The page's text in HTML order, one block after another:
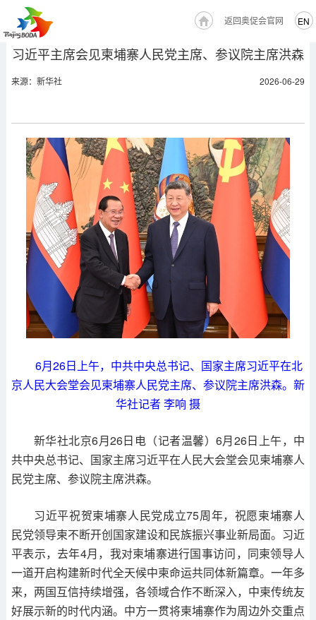
EN
返回奥促会官网
习近平主席会见柬埔寨人民党主席、参议院主席洪森
来源：新华社 2026-06-29
6月26日上午，中共中央总书记、国家主席习近平在北
京人民大会堂会见柬埔寨人民党主席、参议院主席洪森。新
华社记者 李响 摄
新华社北京6月26日电（记者温馨）6月26日上午，中
共中央总书记、国家主席习近平在人民大会堂会见柬埔寨人
民党主席、参议院主席洪森。
习近平祝贺柬埔寨人民党成立75周年，祝愿柬埔寨人
民党领导柬不断开创国家建设和民族振兴事业新局面。习近
平表示，去年4月，我对柬埔寨进行国事访问，同柬领导人
一道开启构建新时代全天候中柬命运共同体新篇章。一年多
来，两国互信持续增强，各领域合作不断深入，中柬传统友
好展示新的时代内涵。中方一贯将柬埔寨作为周边外交重点